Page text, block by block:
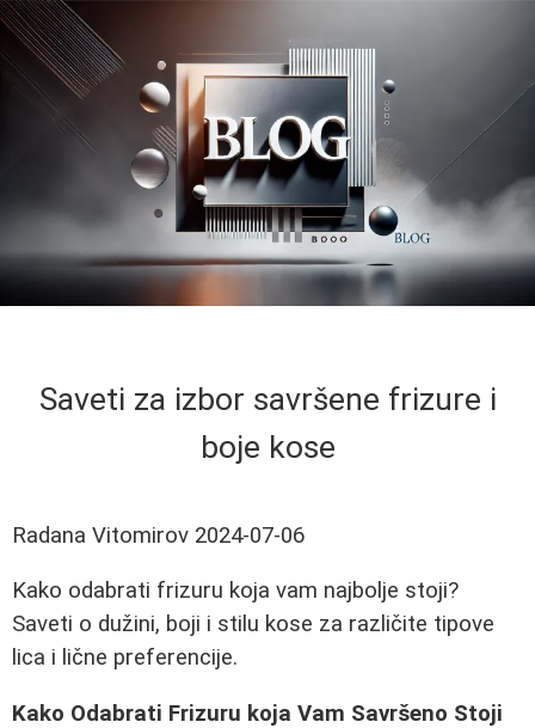
Saveti za izbor savršene frizure i
boje kose
Radana Vitomirov 2024-07-06
Kako odabrati frizuru koja vam najbolje stoji?
Saveti o dužini, boji i stilu kose za različite tipove
lica i lične preferencije.
Kako Odabrati Frizuru koja Vam Savršeno Stoji